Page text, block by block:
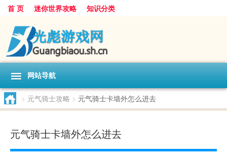
首 页 迷你世界攻略 知识分类
网站导航
> 元气骑士攻略 > 元气骑士卡墙外怎么进去
元气骑士卡墙外怎么进去